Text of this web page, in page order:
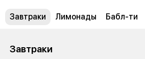
Завтраки Лимонады Бабл-ти
Завтраки